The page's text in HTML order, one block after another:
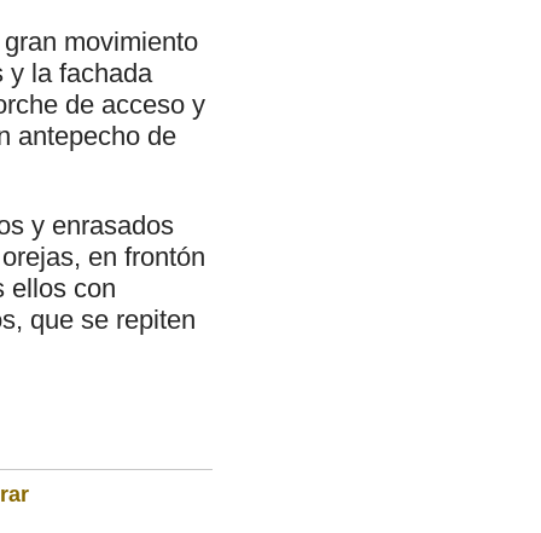
movimiento
y la fachada
de acceso y
antepecho de
y enrasados
en frontón
ellos con
que se repiten